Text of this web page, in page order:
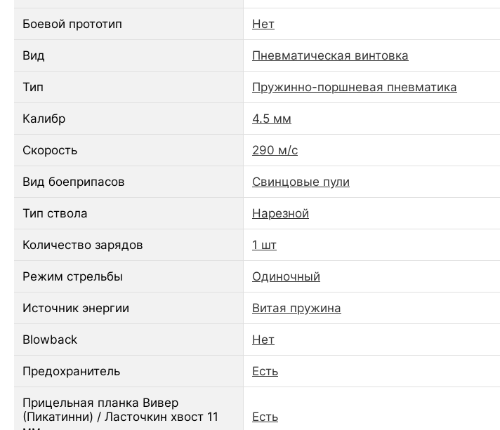
Боевой прототип Нет
Вид Пневматическая винтовка
Тип Пружинно-поршневая пневматика
Калибр 4.5 мм
Скорость 290 м/с
Вид боеприпасов Свинцовые пули
Тип ствола Нарезной
Количество зарядов 1 шт
Режим стрельбы Одиночный
Источник энергии Витая пружина
Blowback Нет
Предохранитель Есть
Прицельная планка Вивер
(Пикатинни) / Ласточкин хвост 11
Есть